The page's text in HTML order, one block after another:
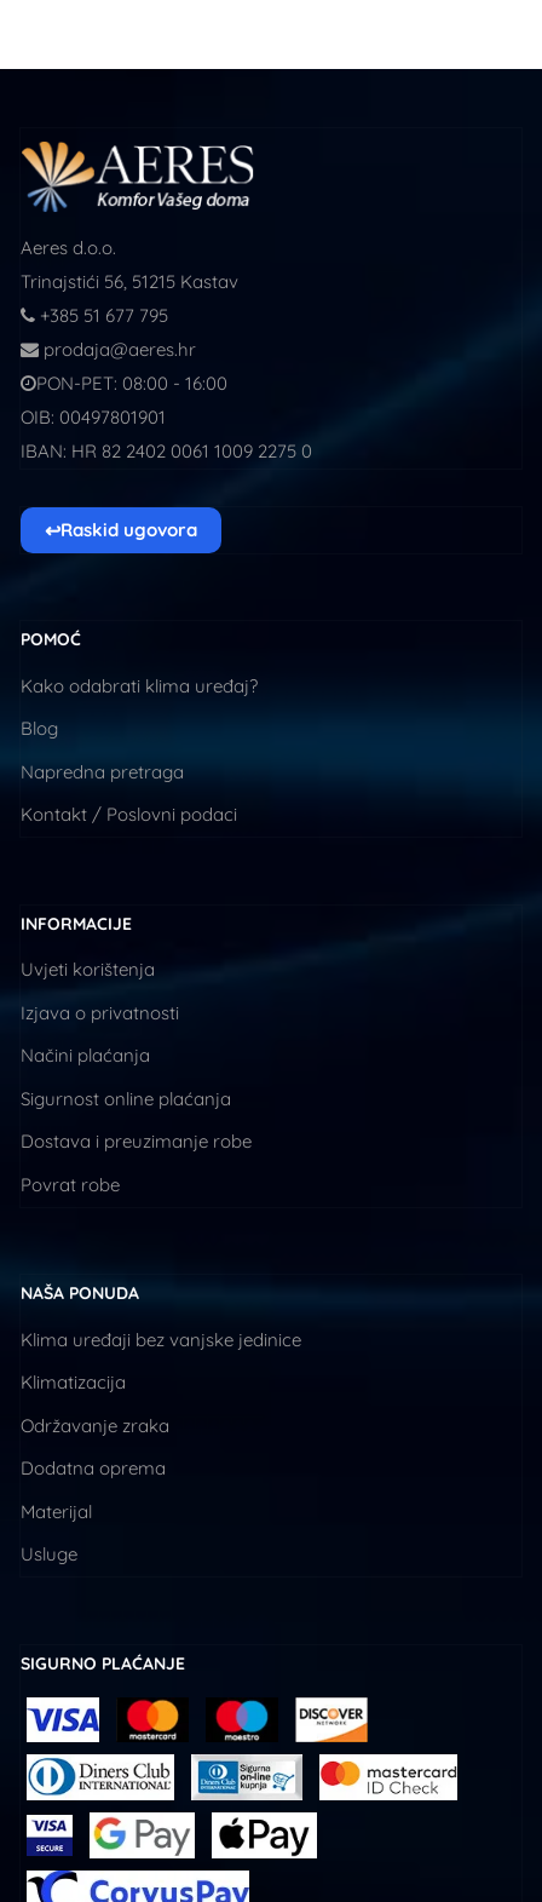
Aeres d.o.o.
Trinajstići 56, 51215 Kastav
+385 51 677 795
prodaja@aeres.hr
PON-PET: 08:00 - 16:00
OIB: 00497801901
IBAN: HR 82 2402 0061 1009 2275 0
↩Raskid ugovora
POMOĆ
Kako odabrati klima uređaj?
Blog
Napredna pretraga
Kontakt / Poslovni podaci
INFORMACIJE
Uvjeti korištenja
Izjava o privatnosti
Načini plaćanja
Sigurnost online plaćanja
Dostava i preuzimanje robe
Povrat robe
NAŠA PONUDA
Klima uređaji bez vanjske jedinice
Klimatizacija
Održavanje zraka
Dodatna oprema
Materijal
Usluge
SIGURNO PLAĆANJE